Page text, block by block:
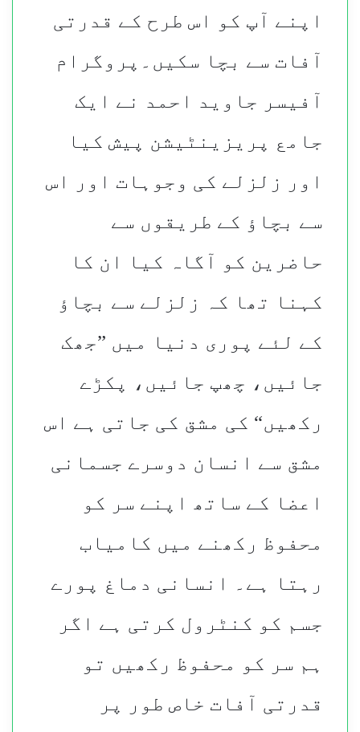
اپنے آپ کو اس طرح کے قدرتی
آفات سے بچا سکیں۔پروگرام
آفیسر جاوید احمد نے ایک
جامع پریزینٹیشن پیش کیا
اور زلزلے کی وجوہات اور اس
سے بچاؤ کے طریقوں سے
حاضرین کو آگاہ کیا ان کا
کہنا تھا کہ زلزلے سے بچاؤ
کے لئے پوری دنیا میں ”جھک
جائیں، چھپ جائیں، پکڑے
رکھیں“ کی مشق کی جاتی ہے اس
مشق سے انسان دوسرے جسمانی
اعضا کے ساتھ اپنے سر کو
محفوظ رکھنے میں کامیاب
رہتا ہے۔ انسانی دماغ پورے
جسم کو کنٹرول کرتی ہے اگر
ہم سر کو محفوظ رکھیں تو
قدرتی آفات خاص طور پر